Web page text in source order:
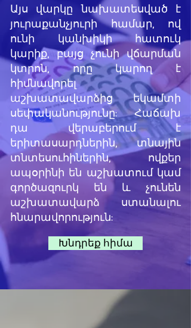
Այս վարկը նախատեսված է
յուրաքանչյուրի համար, ով
ունի կանխիկի հատուկ
կարիք, բայց չունի վճարման
կտրոն, որը կարող է
հիմնավորել
աշխատավարձից եկամտի
սեփականությունը: Հաճախ
դա վերաբերում է
երիտասարդներին, տնային
տնտեսուհիներին, ովքեր
ապօրինի են աշխատում կամ
գործազուրկ են և չունեն
աշխատավարձ ստանալու
հնարավորություն:
Խնդրեք հիմա